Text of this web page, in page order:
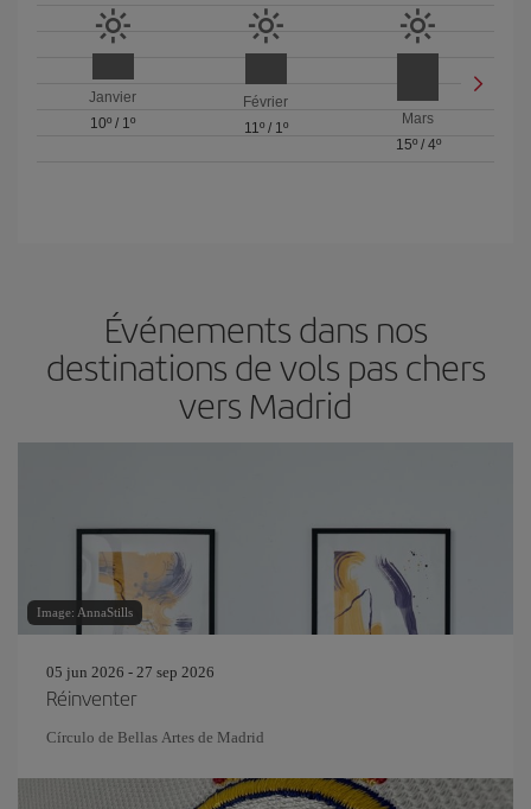
Janvier
10º / 1º
Février
11º/ 1º
Mars
15º/ 4º
Événements dans nos
destinations de vols pas chers
vers Madrid
Image: AnnaStills
05 jun 2026 - 27 sep 2026
Réinventer
Círculo de Bellas Artes de Madrid